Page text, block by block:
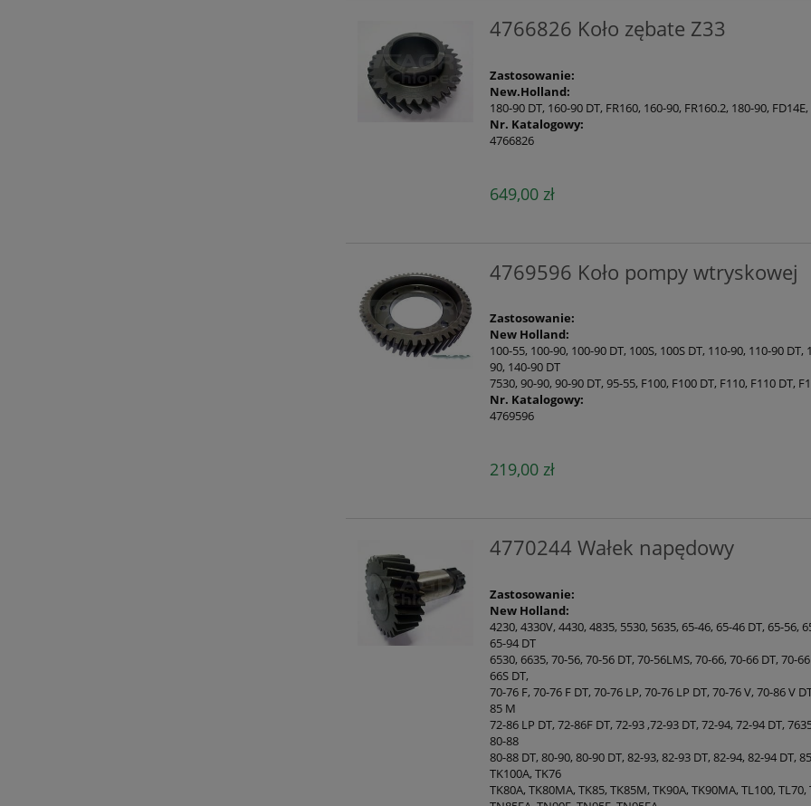
4766826 Koło zębate Z33
Zastosowanie:
New.Holland:
180-90 DT, 160-90 DT, FR160, 160-90, FR160.2, 180-90, FD14E,
Nr. Katalogowy:
4766826
649,00 zł
4769596 Koło pompy wtryskowej
Zastosowanie:
New Holland:
100-55, 100-90, 100-90 DT, 100S, 100S DT, 110-90, 110-90
90, 140-90 DT
7530, 90-90, 90-90 DT, 95-55, F100, F100 DT, F110, F110 DT,
Nr. Katalogowy:
4769596
219,00 zł
4770244 Wałek napędowy
Zastosowanie:
New Holland:
4230, 4330V, 4430, 4835, 5530, 5635, 65-46, 65-46 DT, 65-56,
65-94 DT
6530, 6635, 70-56, 70-56 DT, 70-56LMS, 70-66, 70-66 DT, 70-
66S DT,
70-76 F, 70-76 F DT, 70-76 LP, 70-76 LP DT, 70-76 V, 70-86 V
85 M
72-86 LP DT, 72-86F DT, 72-93 ,72-93 DT, 72-94, 72-94 DT,
80-88
80-88 DT, 80-90, 80-90 DT, 82-93, 82-93 DT, 82-94, 82-94 DT,
TK100A, TK76
TK80A, TK80MA, TK85, TK85M, TK90A, TK90MA, TL100,